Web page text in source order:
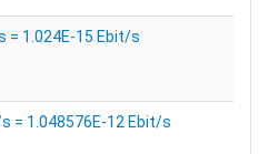
= 1.024E-15 Ebit/s
= 1.048576E-12 Ebit/s